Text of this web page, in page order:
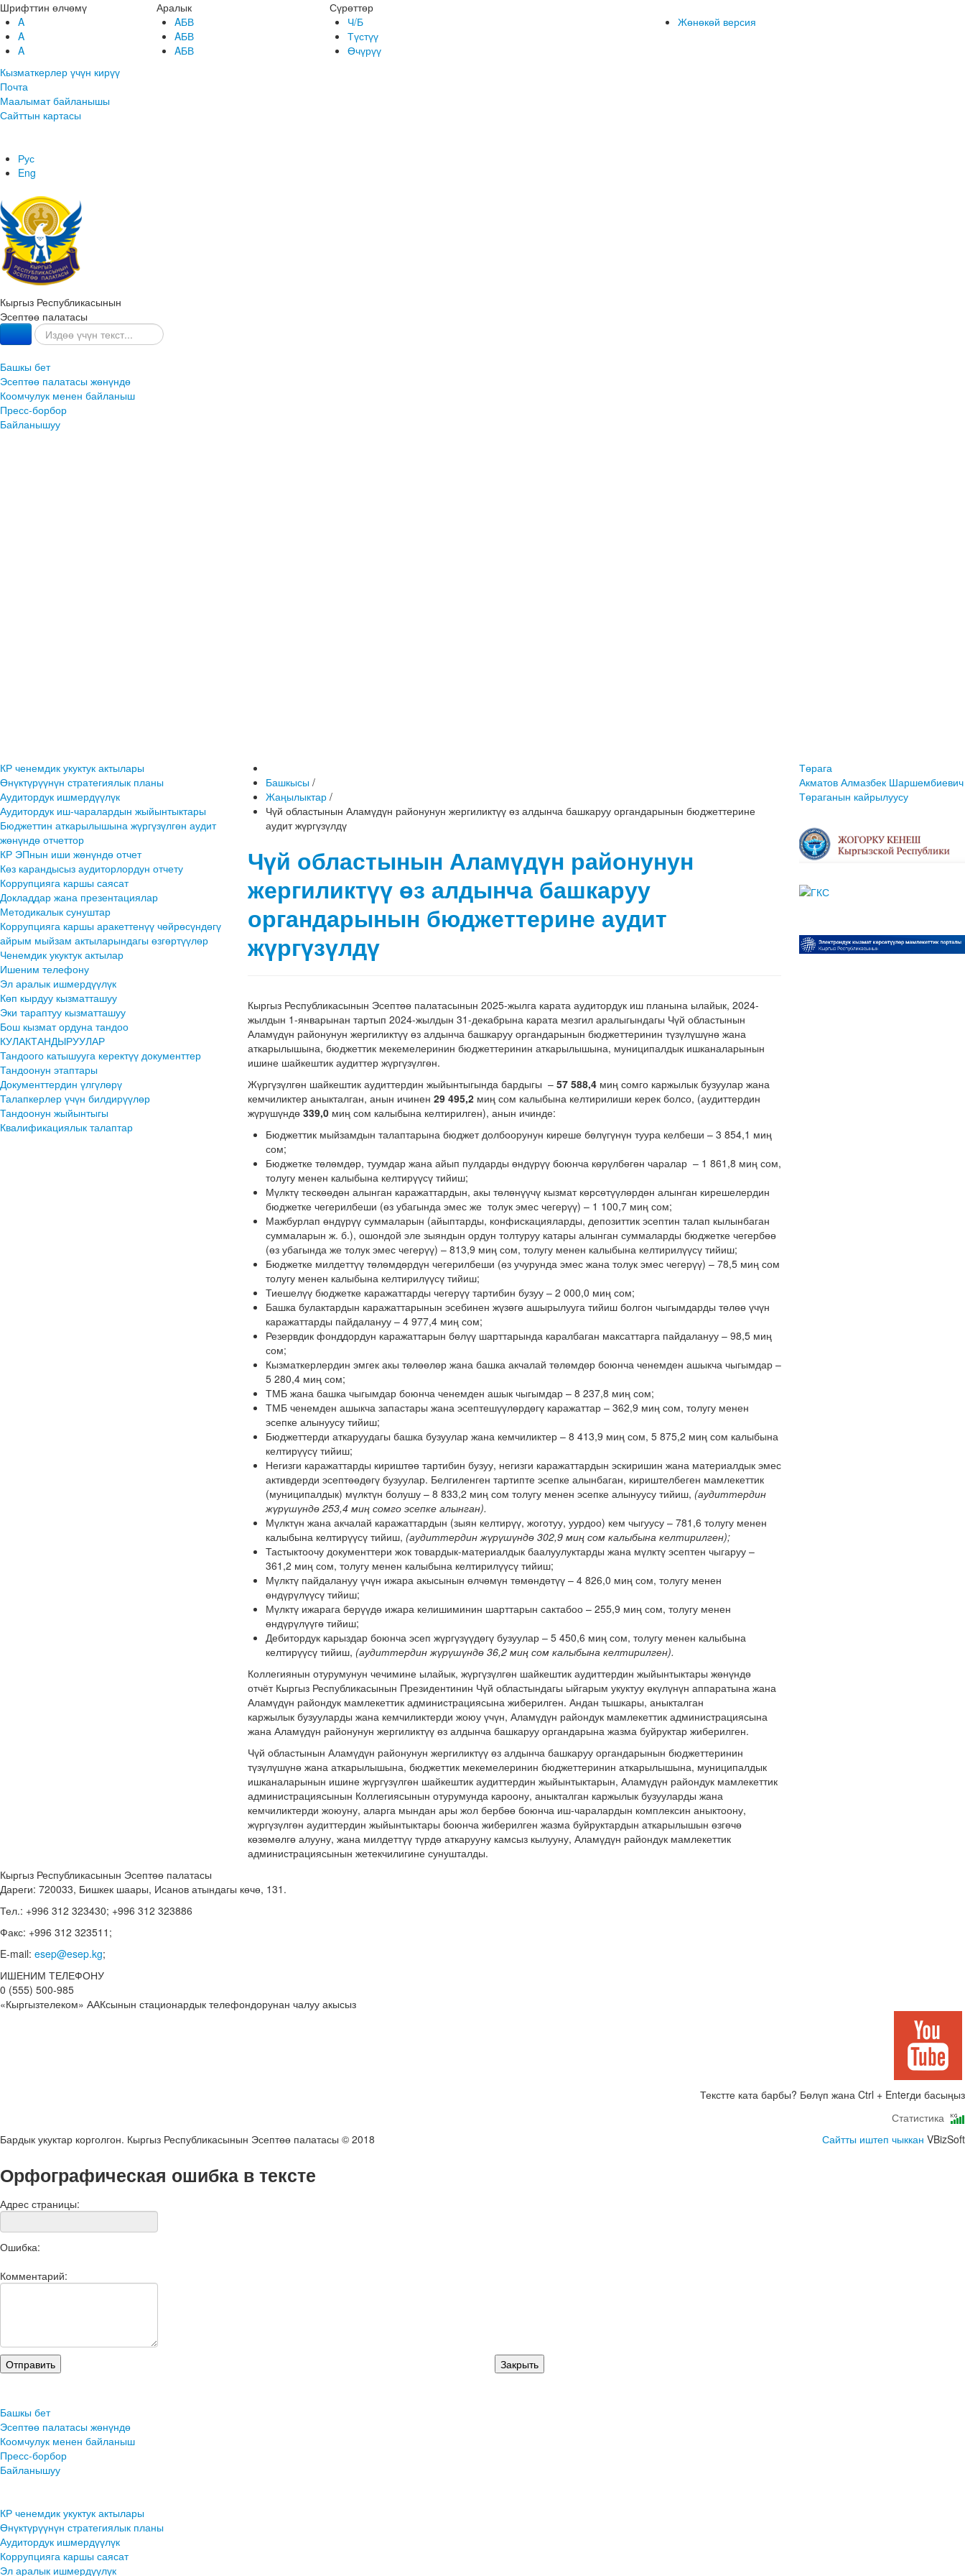
Шрифттин өлчөмү
A
A
A
Аралык
AБВ
AБВ
AБВ
Сүрөттөр
Ч/Б
Түстүү
Өчүрүү
Жөнөкөй версия
Кызматкерлер үчүн кирүү
Почта
Маалымат байланышы
Сайттын картасы
Рус
Eng
Кыргыз Республикасынын
Эсептөө палатасы
Башкы бет
Эсептөө палатасы жөнүндө
Коомчулук менен байланыш
Пресс-борбор
Байланышуу
КР ченемдик укуктук актылары
Өнүктүрүүнүн стратегиялык планы
Аудитордук ишмердүүлүк
Аудитордук иш-чаралардын жыйынтыктары
Бюджеттин аткарылышына жүргүзүлгөн аудит
жөнүндө отчеттор
КР ЭПнын иши жөнүндө отчет
Көз карандысыз аудиторлордун отчету
Коррупцияга каршы саясат
Докладдар жана презентациялар
Методикалык сунуштар
Коррупцияга каршы аракеттенүү чөйрөсүндөгү
айрым мыйзам актыларындагы өзгөртүүлөр
Ченемдик укуктук актылар
Ишеним телефону
Эл аралык ишмердүүлүк
Көп кырдуу кызматташуу
Эки тараптуу кызматташуу
Бош кызмат ордуна тандоо
КУЛАКТАНДЫРУУЛАР
Тандоого катышууга керектүү документтер
Тандоонун этаптары
Документтердин үлгүлөрү
Талапкерлер үчүн билдирүүлөр
Тандоонун жыйынтыгы
Квалификациялык талаптар
Башкысы /
Жаңылыктар /
Чүй областынын Аламүдүн районунун жергиликтүү өз алдынча башкаруу органдарынын бюджеттерине
аудит жүргүзүлдү
Чүй областынын Аламүдүн районунун
жергиликтүү өз алдынча башкаруу
органдарынын бюджеттерине аудит
жүргүзүлдү
Кыргыз Республикасынын Эсептөө палатасынын 2025-жылга карата аудитордук иш планына ылайык, 2024-
жылдын 1-январынан тартып 2024-жылдын 31-декабрына карата мезгил аралыгындагы Чүй областынын
Аламүдүн районунун жергиликтүү өз алдынча башкаруу органдарынын бюджеттеринин түзүлүшүнө жана
аткарылышына, бюджеттик мекемелеринин бюджеттеринин аткарылышына, муниципалдык ишканаларынын
ишине шайкештик аудиттер жүргүзүлгөн.
Жүргүзүлгөн шайкештик аудиттердин жыйынтыгында бардыгы – 57 588,4 миң сомго каржылык бузуулар жана
кемчиликтер аныкталган, анын ичинен 29 495,2 миң сом калыбына келтирилиши керек болсо, (аудиттердин
жүрүшүндө 339,0миң сом калыбына келтирилген), анын ичинде:
Бюджеттик мыйзамдын талаптарына бюджет долбоорунун киреше бөлүгүнүн туура келбеши – 3 854,1 миң
сом;
Бюджетке төлөмдөр, туумдар жана айып пулдарды өндүрүү боюнча көрүлбөгөн чаралар – 1 861,8 миң сом,
толугу менен калыбына келтирүүсү тийиш;
Мүлктү тескөөдөн алынган каражаттардын, акы төлөнүүчү кызмат көрсөтүүлөрдөн алынган кирешелердин
бюджетке чегерилбеши (өз убагында эмес же толук эмес чегерүү) – 1 100,7 миң сом;
Мажбурлап өндүрүү суммаларын (айыптарды, конфискацияларды, депозиттик эсептин талап кылынбаган
суммаларын ж. б.), ошондой эле зыяндын ордун толтуруу катары алынган суммаларды бюджетке чегербөө
(өз убагында же толук эмес чегерүү) – 813,9 миң сом, толугу менен калыбына келтирилүүсү тийиш;
Бюджетке милдеттүү төлөмдөрдүн чегерилбеши (өз учурунда эмес жана толук эмес чегерүү) – 78,5 миң сом
толугу менен калыбына келтирилүүсү тийиш;
Тиешелүү бюджетке каражаттарды чегерүү тартибин бузуу – 2 000,0 миң сом;
Башка булактардын каражаттарынын эсебинен жүзөгө ашырылууга тийиш болгон чыгымдарды төлөө үчүн
каражаттарды пайдалануу – 4 977,4 миң сом;
Резервдик фонддордун каражаттарын бөлүү шарттарында каралбаган максаттарга пайдалануу – 98,5 миң
сом;
Кызматкерлердин эмгек акы төлөөлөр жана башка акчалай төлөмдөр боюнча ченемден ашыкча чыгымдар –
5 280,4 миң сом;
ТМБ жана башка чыгымдар боюнча ченемден ашык чыгымдар – 8 237,8 миң сом;
ТМБ ченемден ашыкча запастары жана эсептешүүлөрдөгү каражаттар – 362,9 миң сом, толугу менен
эсепке алынуусу тийиш;
Бюджеттерди аткаруудагы башка бузуулар жана кемчиликтер – 8 413,9 миң сом, 5 875,2 миң сом калыбына
келтирүүсү тийиш;
Негизги каражаттарды кириштөө тартибин бузуу, негизги каражаттардын эскиришин жана материалдык эмес
активдерди эсептөөдөгү бузуулар. Белгиленген тартипте эсепке алынбаган, кириштелбеген мамлекеттик
(муниципалдык) мүлктүн болушу – 8 833,2 миң сом толугу менен эсепке алынуусу тийиш, (аудиттердин
жүрүшүндө 253,4 миң сомго эсепке алынган).
Мүлктүн жана акчалай каражаттардын (зыян келтирүү, жоготуу, уурдоо) кем чыгуусу – 781,6 толугу менен
калыбына келтирүүсү тийиш, (аудиттердин жүрүшүндө 302,9 миң сом калыбына келтирилген);
Тастыктоочу документтери жок товардык-материалдык баалуулуктарды жана мүлктү эсептен чыгаруу –
361,2 миң сом, толугу менен калыбына келтирилүүсү тийиш;
Мүлктү пайдалануу үчүн ижара акысынын өлчөмүн төмөндөтүү – 4 826,0 миң сом, толугу менен
өндүрүлүүсү тийиш;
Мүлктү ижарага берүүдө ижара келишиминин шарттарын сактабоо – 255,9 миң сом, толугу менен
өндүрүлүүгө тийиш;
Дебитордук карыздар боюнча эсеп жүргүзүүдөгү бузуулар – 5 450,6 миң сом, толугу менен калыбына
келтирүүсү тийиш, (аудиттердин жүрүшүндө 36,2 миң сом калыбына келтирилген).
Коллегиянын отурумунун чечимине ылайык, жүргүзүлгөн шайкештик аудиттердин жыйынтыктары жөнүндө
отчёт Кыргыз Республикасынын Президентинин Чүй областындагы ыйгарым укуктуу өкүлүнүн аппаратына жана
Аламүдүн райондук мамлекеттик администрациясына жиберилген. Андан тышкары, аныкталган
каржылык бузууларды жана кемчиликтерди жоюу үчүн, Аламүдүн райондук мамлекеттик администрациясына
жана Аламүдүн районунун жергиликтүү өз алдынча башкаруу органдарына жазма буйруктар жиберилген.
Чүй областынын Аламүдүн районунун жергиликтүү өз алдынча башкаруу органдарынын бюджеттеринин
түзүлүшүнө жана аткарылышына, бюджеттик мекемелеринин бюджеттеринин аткарылышына, муниципалдык
ишканаларынын ишине жүргүзүлгөн шайкештик аудиттердин жыйынтыктарын, Аламүдүн райондук мамлекеттик
администрациясынын Коллегиясынын отурумунда кароону, аныкталган каржылык бузууларды жана
кемчиликтерди жоюуну, аларга мындан ары жол бербөө боюнча иш-чаралардын комплексин аныктоону,
жүргүзүлгөн аудиттердин жыйынтыктары боюнча жиберилген жазма буйруктардын аткарылышын өзгөчө
көзөмөлгө алууну, жана милдеттүү түрдө аткарууну камсыз кылууну, Аламүдүн райондук мамлекеттик
администрациясынын жетекчилигине сунушталды.
Төрага
Акматов Алмазбек Шаршембиевич
Төраганын кайрылуусу
Кыргыз Республикасынын Эсептөө палатасы
Дареги: 720033, Бишкек шаары, Исанов атындагы көчө, 131.
Тел.: +996 312 323430; +996 312 323886
Факс: +996 312 323511;
E-mail: esep@esep.kg;
ИШЕНИМ ТЕЛЕФОНУ
0 (555) 500-985
«Кыргызтелеком» ААКсынын стационардык телефондорунан чалуу акысыз
Текстте ката барбы? Бөлүп жана Ctrl + Enterди басыңыз
Статистика
Бардык укуктар корголгон. Кыргыз Республикасынын Эсептөө палатасы © 2018
Сайтты иштеп чыккан VBizSoft
Орфографическая ошибка в тексте
Адрес страницы:
Ошибка:
Комментарий:
Башкы бет
Эсептөө палатасы жөнүндө
Коомчулук менен байланыш
Пресс-борбор
Байланышуу
КР ченемдик укуктук актылары
Өнүктүрүүнүн стратегиялык планы
Аудитордук ишмердүүлүк
Коррупцияга каршы саясат
Эл аралык ишмердүүлүк